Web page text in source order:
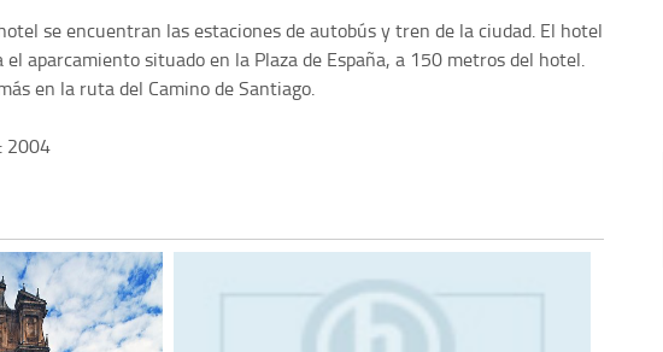
se encuentran las estaciones de autobús y tren de la ciudad. El hotel
el aparcamiento situado en la Plaza de España, a 150 metros del hotel.
en la ruta del Camino de Santiago.
2004